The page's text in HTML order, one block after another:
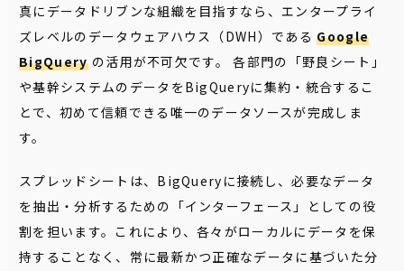
真にデータドリブンな組織を目指すなら、エンタープライ
ズレベルのデータウェアハウス（DWH）であるGoogle
BigQueryの活用が不可欠です。 各部門の「野良シート」
や基幹システムのデータをBigQueryに集約・統合するこ
とで、初めて信頼できる唯一のデータソースが完成しま
す。
スプレッドシートは、BigQueryに接続し、必要なデータ
を抽出・分析するための「インターフェース」としての役
割を担います。これにより、各々がローカルにデータを保
持することなく、常に最新かつ正確なデータに基づいた分